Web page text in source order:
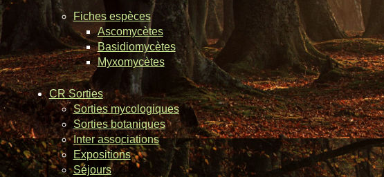
Fiches espèces
Ascomycètes
Basidiomycètes
Myxomycètes
CR Sorties
Sorties mycologiques
Sorties botaniques
Inter associations
Expositions
Séjours